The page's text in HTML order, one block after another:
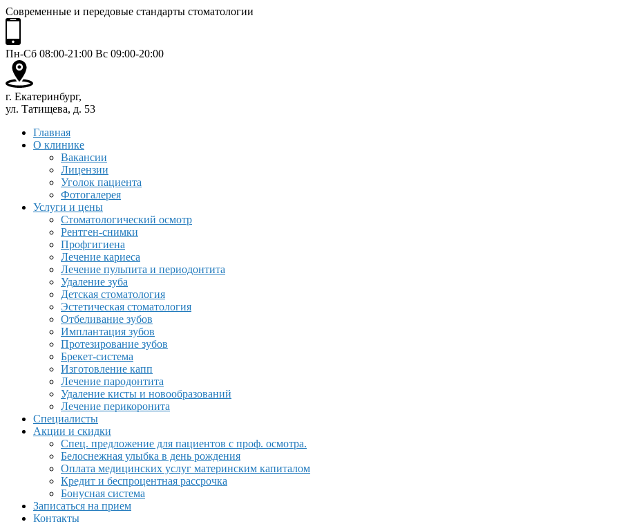
Современные и передовые стандарты стоматологии
Пн-Сб 08:00-21:00 Вс 09:00-20:00
г. Екатеринбург,
ул. Татищева, д. 53
Главная
О клинике
Вакансии
Лицензии
Уголок пациента
Фотогалерея
Услуги и цены
Стоматологический осмотр
Рентген-снимки
Профгигиена
Лечение кариеса
Лечение пульпита и периодонтита
Удаление зуба
Детская стоматология
Эстетическая стоматология
Отбеливание зубов
Имплантация зубов
Протезирование зубов
Брекет-система
Изготовление капп
Лечение пародонтита
Удаление кисты и новообразований
Лечение перикоронита
Специалисты
Акции и скидки
Спец. предложение для пациентов с проф. осмотра.
Белоснежная улыбка в день рождения
Оплата медицинских услуг материнским капиталом
Кредит и беспроцентная рассрочка
Бонусная система
Записаться на прием
Контакты